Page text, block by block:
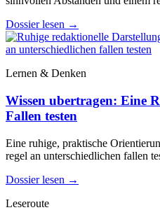
Dossier lesen →
Lernen & Denken
Wissen ubertragen: Eine
Fallen testen
Eine ruhige, praktische
regel an unterschiedlichen fallen
Dossier lesen →
Leseroute